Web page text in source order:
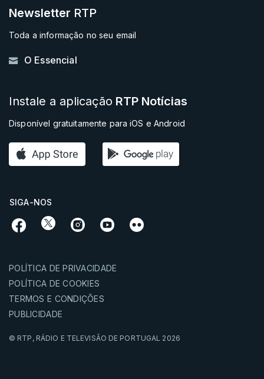
Newsletter RTP
Toda a informação no seu email
O Essencial
Instale a aplicação RTP Notícias
Disponível gratuitamente para iOS e Android
SIGA-NOS
POLÍTICA DE PRIVACIDADE
POLÍTICA DE COOKIES
TERMOS E CONDIÇÕES
PUBLICIDADE
© RTP, RÁDIO E TELEVISÃO DE PORTUGAL 2026